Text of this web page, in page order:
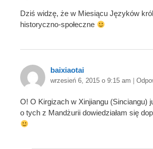
Dziś widzę, że w Miesiącu Języków
historyczno-społeczne
baixiaotai
wrzesień 6, 2015 o 9:15 am |
O! O Kirgizach w Xinjiangu (Sinciangu)
o tych z Mandżurii dowiedziałam się